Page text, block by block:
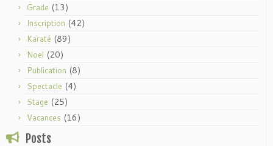
Grade (13)
Inscription (42)
Karaté (89)
Noel (20)
Publication (8)
Spectacle (4)
Stage (25)
Vacances (16)
Posts